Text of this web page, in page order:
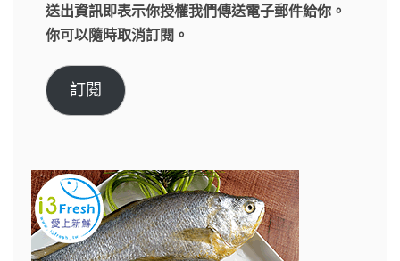
送出資訊即表示你授權我們傳送電子郵件給你。
你可以隨時取消訂閱。
訂閱